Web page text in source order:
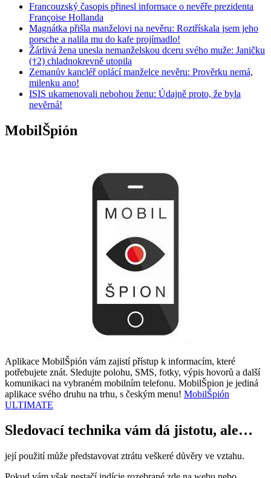
Francouzský časopis přinesl informace o nevěře prezidenta
Françoise Hollanda
Magnátka přišla manželovi na nevěru: Roztřískala jsem jeho
porsche a nalila mu do kafe projímadlo!
Žárlivá žena unesla nemanželskou dceru svého muže: Janičku
(†2) chladnokrevně utopila
Zemanův kancléř oplácí manželce nevěru: Prověrku nemá,
milenku ano!
ISIS ukamenovali nebohou ženu: Údajně proto, že byla
nevěrná!
MobilŠpión
Aplikace MobilŠpión vám zajistí přístup k informacím, které
potřebujete znát. Sledujte polohu, SMS, fotky, výpis hovorů a další
komunikaci na vybraném mobilním telefonu. MobilŠpion je jediná
aplikace svého druhu na trhu, s českým menu! MobilŠpión
ULTIMATE
Sledovací technika vám dá jistotu, ale…
její použití může představovat ztrátu veškeré důvěry ve vztahu.